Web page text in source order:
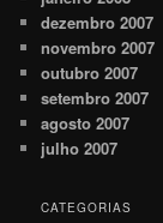
dezembro 2007
novembro 2007
outubro 2007
setembro 2007
agosto 2007
julho 2007
CATEGORIAS